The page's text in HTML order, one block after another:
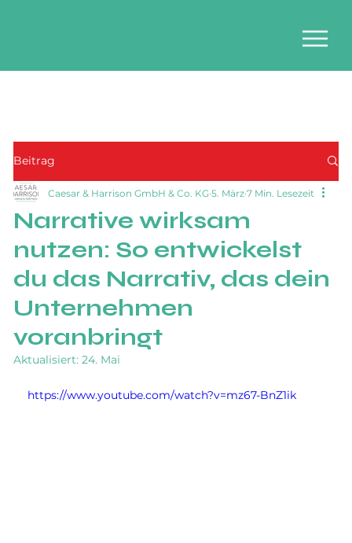
Beitrag
Narrative wirksam
nutzen: So entwickelst
du das Narrativ, das dein
Unternehmen
voranbringt
Caesar & Harrison GmbH & Co. KG 5. März 7 Min. Lesezeit
Aktualisiert:24. Mai
https://www.youtube.com/watch?v=mz67-BnZ1ik